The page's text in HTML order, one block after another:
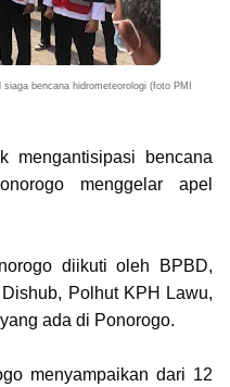
bencana hidrometeorologi (foto PMI
mengantisipasi bencana
menggelar apel
diikuti oleh BPBD,
Polhut KPH Lawu,
ada di Ponorogo.
menyampaikan dari 12